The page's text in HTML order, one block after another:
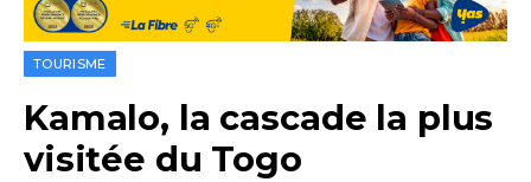
TOURISME
Kamalo, la cascade la plus
visitée du Togo